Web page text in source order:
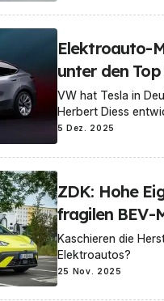
Elektroauto-
unter den Top
VW hat Tesla in
Herbert Diess
5 Dez. 2025
ZDK: Hohe
fragilen BEV-
Kaschieren die
Elektroautos?
25 Nov. 2025